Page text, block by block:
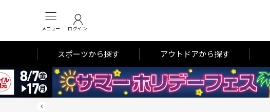
メニュー ログイン
スポーツから探す アウトドアから探す